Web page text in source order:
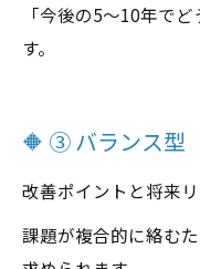
「今後の5〜10年で
す。
🔶 ③ バランス型
改善ポイントと将来
課題が複合的に絡む